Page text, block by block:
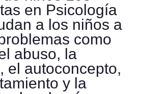
en Psicología
a los niños a
como
abuso, la
el autoconcepto,
y la